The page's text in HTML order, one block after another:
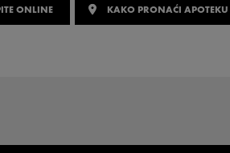
ONLINE KAKO PRONAĆI APOTEKU